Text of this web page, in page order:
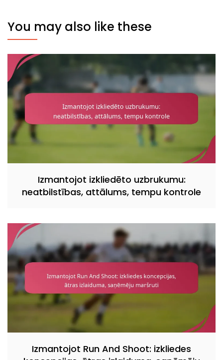
You may also like these
Izmantojot izkliedēto uzbrukumu:
neatbilstības, attālums, tempu kontrole
Izmantojot Run And Shoot: izkliedes